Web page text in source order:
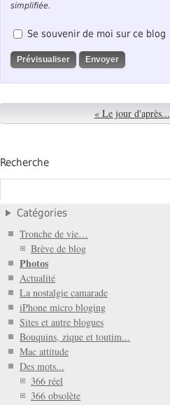
simplifiée.
Se souvenir de moi sur ce blog
« Le jour d'après...
Recherche
Catégories
Tronche de vie…
Brève de blog
Photos
Actualité
La nostalgie camarade
iPhone micro bloging
Sites et autre blogues
Bouquins, zique et toutim...
Mac attitude
Des mots...
366 réel
366 obsolète